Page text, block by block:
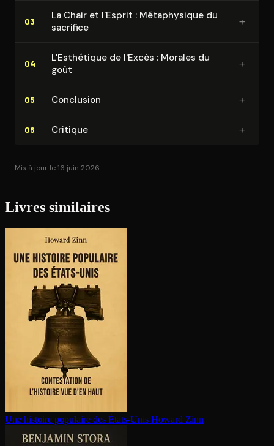
03
La Chair et l'Esprit : Mé­ta­phy­sique du
sacrifice
+
04
L'Es­thé­tique de l'Excès : Morales du
goût
+
05 Conclusion +
06 Critique +
Mis à jour le 16 juin 2026
Livres similaires
Une histoire populaire des États-Unis Howard Zinn